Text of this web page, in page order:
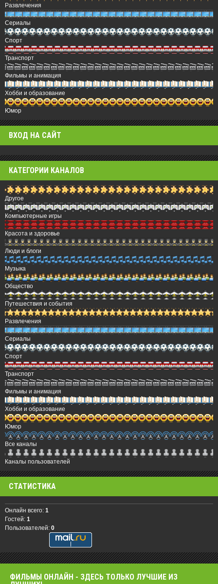
Развлечения
Сериалы
Спорт
Транспорт
Фильмы и анимация
Хобби и образование
Юмор
ВХОД НА САЙТ
КАТЕГОРИИ КАНАЛОВ
Другое
Компьютерные игры
Красота и здоровье
Люди и блоги
Музыка
Общество
Путешествия и события
Развлечения
Сериалы
Спорт
Транспорт
Фильмы и анимация
Хобби и образование
Юмор
Все каналы
Каналы пользователей
СТАТИСТИКА
Онлайн всего: 1
Гостей: 1
Пользователей: 0
ФИЛЬМЫ OНЛАЙН - ЗДЕСЬ ТОЛЬКО ЛУЧШИЕ ИЗ